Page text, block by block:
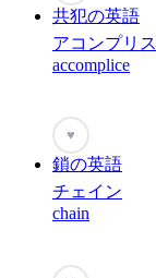
共犯の英語
アコンプリス
accomplice
♥
鎖の英語
チェイン
chain